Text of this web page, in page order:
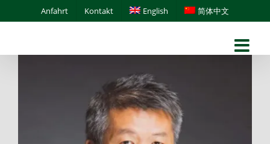
to
Anfahrt Kontakt English 简体中文